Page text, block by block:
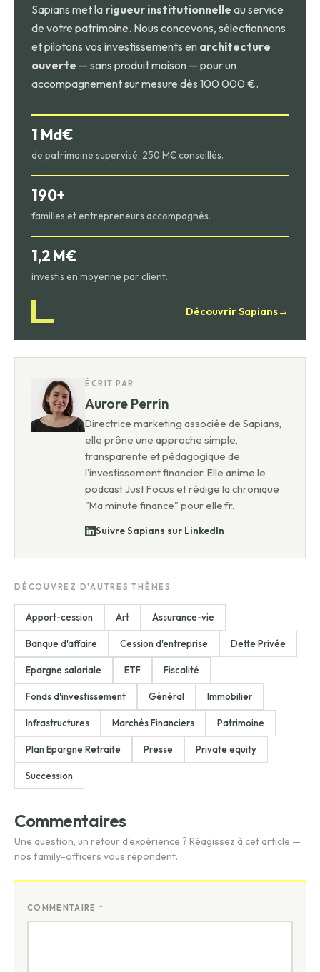
Sapians met la rigueur institutionnelle au service
de votre patrimoine. Nous concevons, sélectionnons
et pilotons vos investissements en architecture
ouverte — sans produit maison — pour un
accompagnement sur mesure dès 100 000 €.
1 Md€
de patrimoine supervisé, 250 M€ conseillés.
190+
familles et entrepreneurs accompagnés.
1,2 M€
investis en moyenne par client.
Découvrir Sapians→
ÉCRIT PAR
Aurore Perrin
Directrice marketing associée de Sapians,
elle prône une approche simple,
transparente et pédagogique de
l’investissement financier. Elle anime le
podcast Just Focus et rédige la chronique
"Ma minute finance" pour elle.fr.
Suivre Sapians sur LinkedIn
DÉCOUVREZ D'AUTRES THÈMES
Apport-cession Art Assurance-vie
Banque d'affaire Cession d'entreprise Dette Privée
Epargne salariale ETF Fiscalité
Fonds d'investissement Général Immobilier
Infrastructures Marchés Financiers Patrimoine
Plan Epargne Retraite Presse Private equity
Succession
Commentaires
Une question, un retour d'expérience ? Réagissez à cet article —
nos family-officers vous répondent.
COMMENTAIRE *